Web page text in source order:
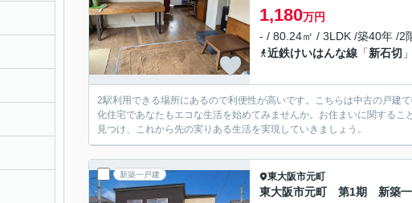
1,180万円
- / 80.24㎡ / 3LDK /築40年 /2
近鉄けいはんな線 「新石切
2駅利用できる場所にあるので利便性が高いです。こちらは中古の戸建
化住宅であなたもエコな生活を始めてみませんか。お住まいに関する
見つけ、これから先の実りある生活を実現していきましょう。
新築一戸建 東大阪市元町
東大阪市元町 第1期 新築一